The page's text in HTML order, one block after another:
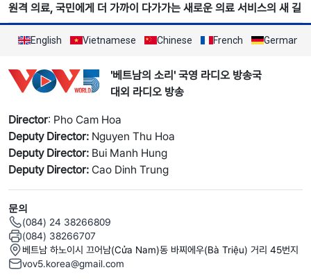
원격 의료, 국민에게 더 가까이 다가가는 새로운 의료 서비스의 새 길
English Vietnamese Chinese French German
'베트남의 소리' 국영 라디오 방송국
대외 라디오 방송
Director: Pho Cam Hoa
Deputy Director: Nguyen Thu Hoa
Deputy Director: Bui Manh Hung
Deputy Director: Cao Dinh Trung
문의
(084) 24 38266809
(084) 38266707
베트남 하노이시 끄어남(Cửa Nam)동 바찌에우(Bà Triệu) 거리 45번지
vov5.korea@gmail.com